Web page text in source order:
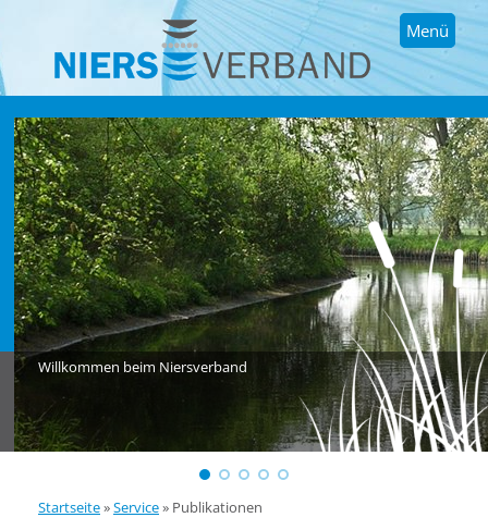
Menü
Willkommen beim Niersverband
Startseite»Service» Publikationen